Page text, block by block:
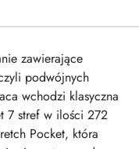
zawierające
podwójnych
wchodzi klasyczna
7 stref w ilości 272
Pocket, która